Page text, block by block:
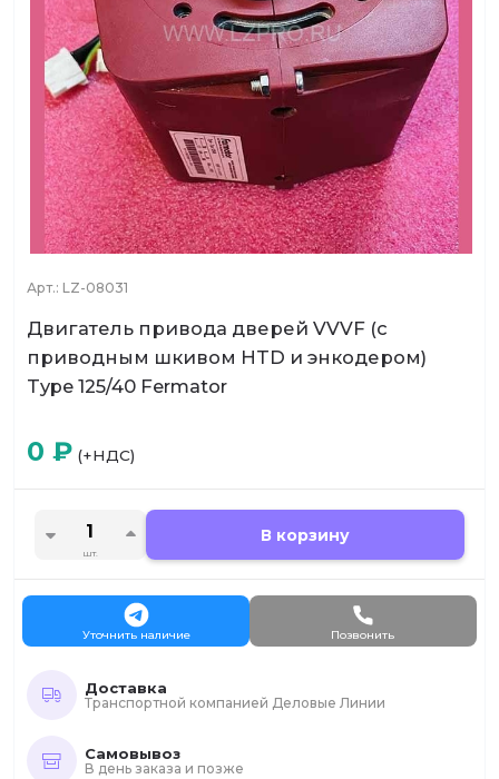
Арт.: LZ-08031
Двигатель привода дверей VVVF (с
приводным шкивом HTD и энкодером)
Type 125/40 Fermator
0 ₽ (+НДС)
шт.
В корзину
Уточнить наличие Позвонить
Доставка
Транспортной компанией Деловые Линии
Самовывоз
В день заказа и позже